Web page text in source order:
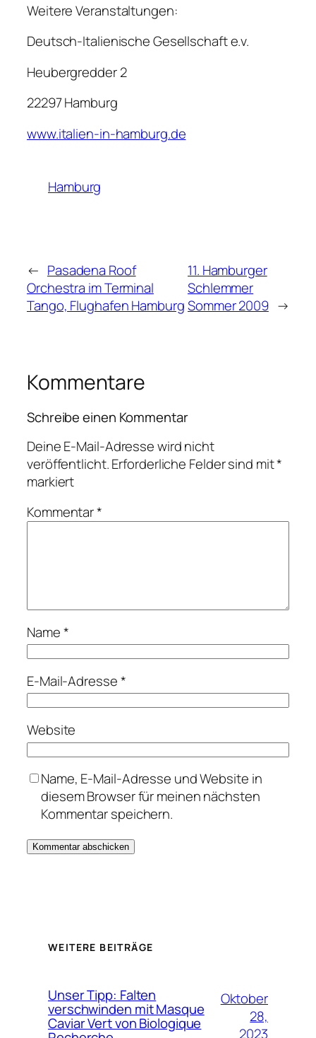
Weitere Veranstaltungen:
Deutsch-Italienische Gesellschaft e.v.
Heubergredder 2
22297 Hamburg
www.italien-in-hamburg.de
Hamburg
← Pasadena Roof
Orchestra im Terminal
Tango, Flughafen Hamburg
11. Hamburger
Schlemmer
Sommer 2009 →
Kommentare
Schreibe einen Kommentar
Deine E-Mail-Adresse wird nicht
veröffentlicht.Erforderliche Felder sind mit*
markiert
Kommentar*
Name*
E-Mail-Adresse*
Website
Name, E-Mail-Adresse und Website in
diesem Browser für meinen nächsten
Kommentar speichern.
WEITERE BEITRÄGE
Unser Tipp: Falten
verschwinden mit Masque
Caviar Vert von Biologique
Oktober
28,
2023